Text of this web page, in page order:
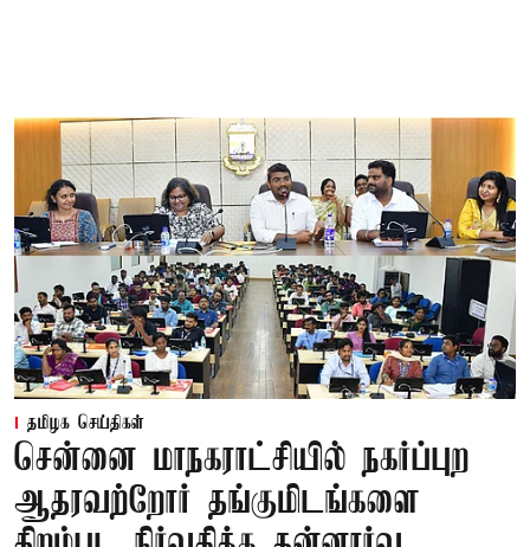
தமிழக செய்திகள்
சென்னை மாநகராட்சியில் நகர்ப்புற
ஆதரவற்றோர் தங்குமிடங்களை